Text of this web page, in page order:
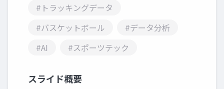
#トラッキングデータ
#バスケットボール
#データ分析
#AI
#スポーツテック
スライド概要